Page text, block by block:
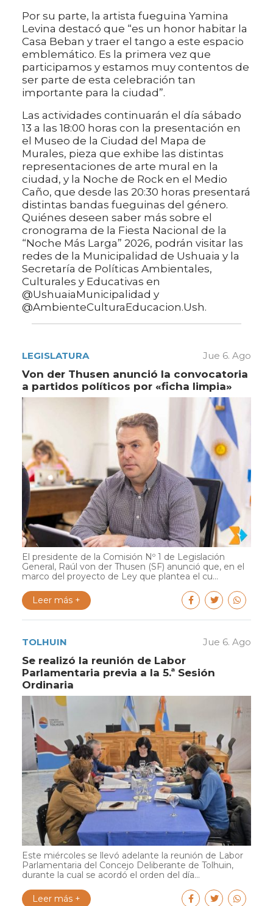
Por su parte, la artista fueguina Yamina
Levina destacó que “es un honor habitar la
Casa Beban y traer el tango a este espacio
emblemático. Es la primera vez que
participamos y estamos muy contentos de
ser parte de esta celebración tan
importante para la ciudad”.
Las actividades continuarán el día sábado
13 a las 18:00 horas con la presentación en
el Museo de la Ciudad del Mapa de
Murales, pieza que exhibe las distintas
representaciones de arte mural en la
ciudad, y la Noche de Rock en el Medio
Caño, que desde las 20:30 horas presentará
distintas bandas fueguinas del género.
Quiénes deseen saber más sobre el
cronograma de la Fiesta Nacional de la
“Noche Más Larga” 2026, podrán visitar las
redes de la Municipalidad de Ushuaia y la
Secretaría de Políticas Ambientales,
Culturales y Educativas en
@UshuaiaMunicipalidad y
@AmbienteCulturaEducacion.Ush.
LEGISLATURA Jue 6. Ago
Von der Thusen anunció la convocatoria
a partidos políticos por «ficha limpia»
El presidente de la Comisión Nº 1 de Legislación
General, Raúl von der Thusen (SF) anunció que, en el
marco del proyecto de Ley que plantea el cu...
Leer más +
TOLHUIN Jue 6. Ago
Se realizó la reunión de Labor
Parlamentaria previa a la 5.ª Sesión
Ordinaria
Este miércoles se llevó adelante la reunión de Labor
Parlamentaria del Concejo Deliberante de Tolhuin,
durante la cual se acordó el orden del día...
Leer más +